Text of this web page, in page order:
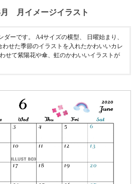
月イメージイラスト
ダーです。 A4サイズの横型、 日曜始まり、
せた季節のイラストを入れたかわいいカレ
せて紫陽花や傘、虹のかわいいイラストが